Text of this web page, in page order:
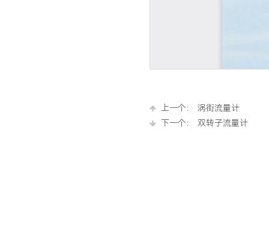
上一个：
涡街流量计
下一个：
双转子流量计